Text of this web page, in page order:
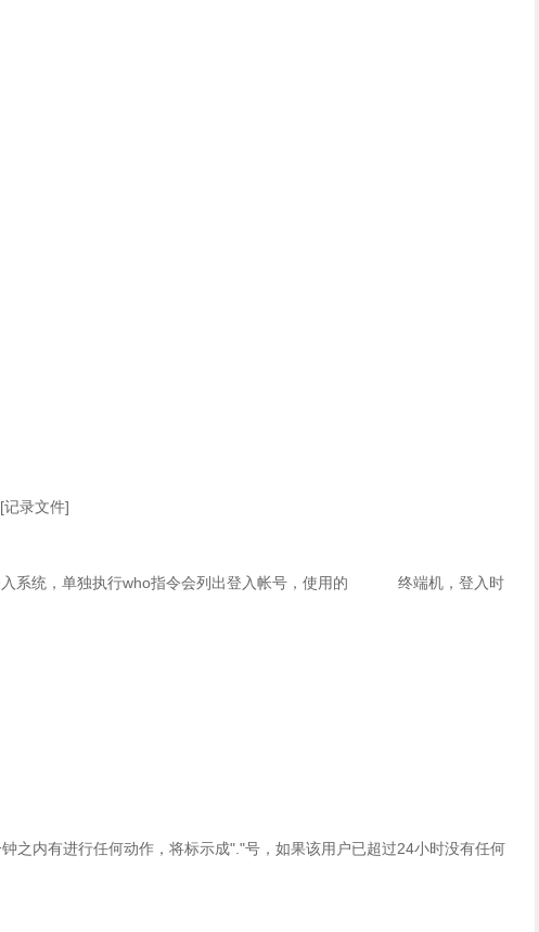
录文件]
入系统，单独执行who指令会列出登入帐号，使用的 终端机，登入时
内有进行任何动作，将标示成"."号，如果该用户已超过24小时没有任何